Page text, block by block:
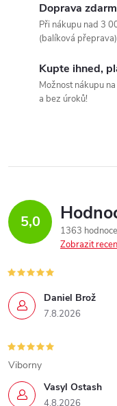
Doprava
Při nákupu nad 3
(balíková
Kupte ihned,
Možnost nákupu
a bez úroků!
5,0
1363
Zobrazit
Daniel Brož
7.8.2026
Vasyl Ostash
4.8.2026
Viborny